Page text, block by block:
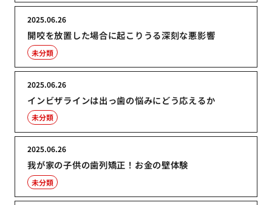
開咬を放置した場合に起こりうる深刻な悪影響
2025.06.26
未分類
インビザラインは出っ歯の悩みにどう応えるか
2025.06.26
未分類
我が家の子供の歯列矯正！お金の壁体験
2025.06.26
未分類